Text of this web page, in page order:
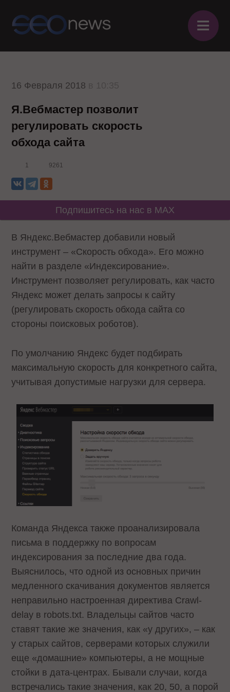
≡
16 Февраля 2018
Я.Вебмастер позволит
регулировать скорость
обхода сайта
1 9261
Подпишитесь на нас в MAX
В Яндекс.Вебмастер добавили новый
инструмент – «Скорость обхода». Его можно
найти в разделе «Индексирование».
Инструмент позволяет регулировать, как часто
Яндекс может делать запросы к сайту
(регулировать скорость обхода сайта со
стороны поисковых роботов).
По умолчанию Яндекс будет подбирать
максимальную скорость для конкретного сайта,
учитывая допустимые нагрузки для сервера.
Команда Яндекса также проанализировала
письма в поддержку по вопросам
индексирования за последние два года.
Выяснилось, что одной из основных причин
медленного скачивания документов является
неправильно настроенная директива Crawl-
delay в robots.txt. Владельцы сайтов часто
ставят такие же значения, как «у других», – как
у старых сайтов, серверами которых служили
еще «домашние» компьютеры, а не мощные
стойки в дата-центрах. Бывали случаи, когда
встречались такие значения, как 20, 50, а порой